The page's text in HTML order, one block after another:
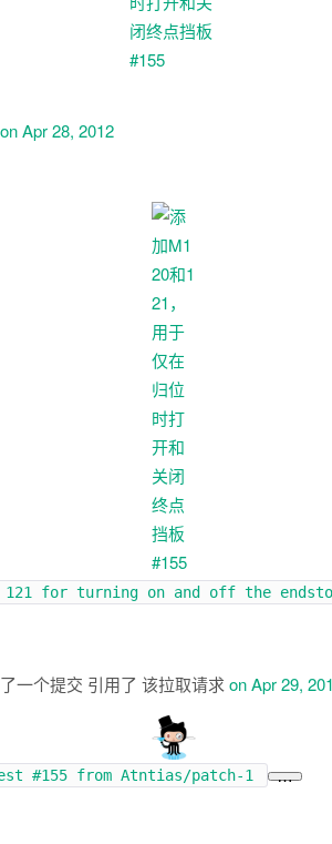
on Apr 28, 2012
121 for turning on and off the
一个提交 引用了 该拉取请求 on Apr 29,
#155 from Atntias/patch-1 …